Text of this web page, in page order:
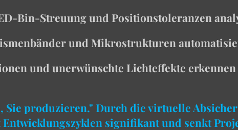
Bin-Streuung und Positionstoleranzen
und Mikrostrukturen
und unerwünschte Lichteffekte erkennen
Sie produzieren." Durch die virtuelle
signifikant und senkt